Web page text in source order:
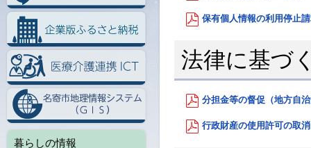
保有個人情報の利用停止
法律に基づ
分担金等の督促（地方自
行政財産の使用許可の取
暮らしの情報